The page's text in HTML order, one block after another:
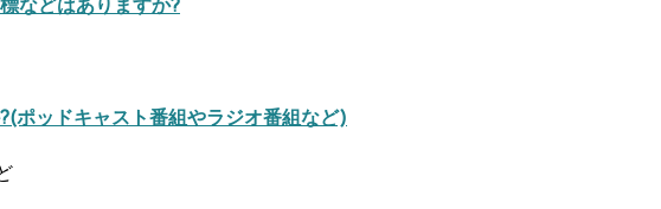
などはありますか?
ポッドキャスト番組やラジオ番組など)